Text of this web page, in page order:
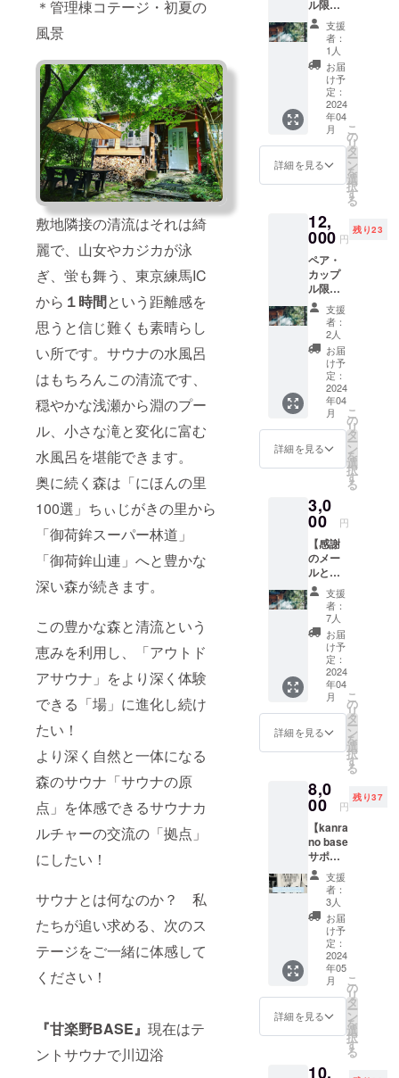
＊管理棟コテージ・初夏の
風景
敷地隣接の清流はそれは綺
麗で、山女やカジカが泳
ぎ、蛍も舞う、東京練馬IC
から １時間という距離感を
思うと信じ難くも素晴らし
い所です。サウナの水風呂
はもちろんこの清流です、
穏やかな浅瀬から淵のプー
ル、小さな滝と変化に富む
水風呂を堪能できます。
奥に続く森は「にほんの里
100選」ちぃじがきの里から
「御荷鉾スーパー林道」
「御荷鉾山連」へと豊かな
深い森が続きます。
この豊かな森と清流という
恵みを利用し、「アウトド
アサウナ」をより深く体験
できる「場」に進化し続け
たい！
より深く自然と一体になる
森のサウナ「サウナの原
点」を体感できるサウナカ
ルチャーの交流の「拠点」
にしたい！
サウナとは何なのか？ 私
たちが追い求める、次のス
テージをご一緒に体感して
ください！
『甘楽野BASE』 現在はテ
ントサウナで川辺浴
ル限定
【平日
限定・
サウナ
小屋貸
切】 ■
リター
ン特
権： ・
プラン
公開期
間中の
特別料
金、1室
¥10,000
にてご
利用出
来ま
す。
（通常
¥25,000
予約を
お取り
いただ
けま
す、通
常予約
サイト
での販
売は2ヶ
が、チ
ケット
有効期
間内は
いつで
もご予
約が可
能で
す、ご
予約の
際は施
設へ直
接ご連
絡をお
願いし
ます。
＊サウ
間
10:30~
12:30・
13:00~
15:00・
15:30~
17:30
いずれ
かの時
間で貸
切いた
だけま
す、サ
ウナの
後は森
浴をお
楽しみ
支援
者：
1人
お届
け予
定：
2024
年04
月
詳細を見る
こ
の
リ
タ
ー
ン
を
選
択
す
る
12,
000 円
残り23
ペア・
カップ
ル限定
【土
日・祝
日・休
前日 サ
ウナ小
屋貸
切】 ■
リター
ン特
権： ・
プラン
公開期
間中の
金、1室
2名
¥12,000
にてご
利用出
来ま
す。
（通常
¥30,000
) ・優先
予約を
お取り
いただ
けま
す、通
常予約
サイト
売は2ヶ
らとな
ります
が、チ
ケット
有効期
間内は
いつで
もご予
約が可
能で
す、ご
予約の
際は施
設へ直
接ご連
絡をお
願いし
時間：2
支援
者：
2人
お届
け予
定：
2024
年04
月
詳細を見る
こ
の
リ
タ
ー
ン
を
選
択
す
る
3,0
00 円
【感謝
のメー
ルと割
引券】
気軽に
は行け
ないけ
ど、
「kanra
base」
を応援
した
い！と
いう方
向けで
謝の
メール
と施設
利用料
5%offチ
ケット
をお送
りいた
しま
す。 ・
有効期
間は
2025年
5月、1
券で２
名様ま
でご利
支援
者：
7人
お届
け予
定：
2024
年04
月
詳細を見る
こ
の
リ
タ
ー
ン
を
選
択
す
る
8,0
00 円
残り37
【kanra
no base
サポー
ター】
宣言！
■ リ
ターン
特典：
のれん
に記
名、割
引チ
ケット
進呈、
優先予
約可。
ナ更衣
支援
者：
3人
お届
け予
定：
2024
年05
月
詳細を見る
こ
の
リ
タ
ー
ン
を
選
択
す
る
10,